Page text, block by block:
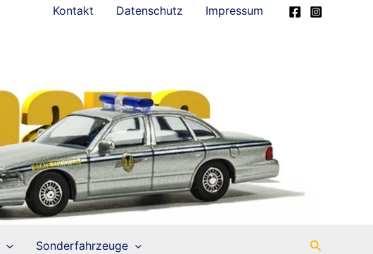
Kontakt Datenschutz Impressum
Sonderfahrzeuge Suchen